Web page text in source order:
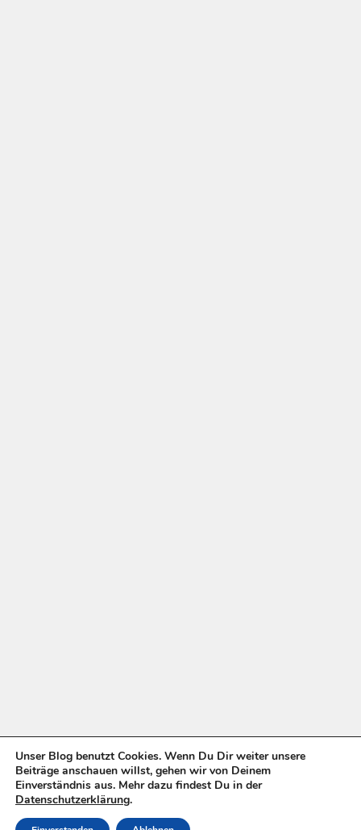
Unser Blog benutzt Cookies. Wenn Du Dir weiter unsere
Beiträge anschauen willst, gehen wir von Deinem
Einverständnis aus. Mehr dazu findest Du in der
Datenschutzerklärung.